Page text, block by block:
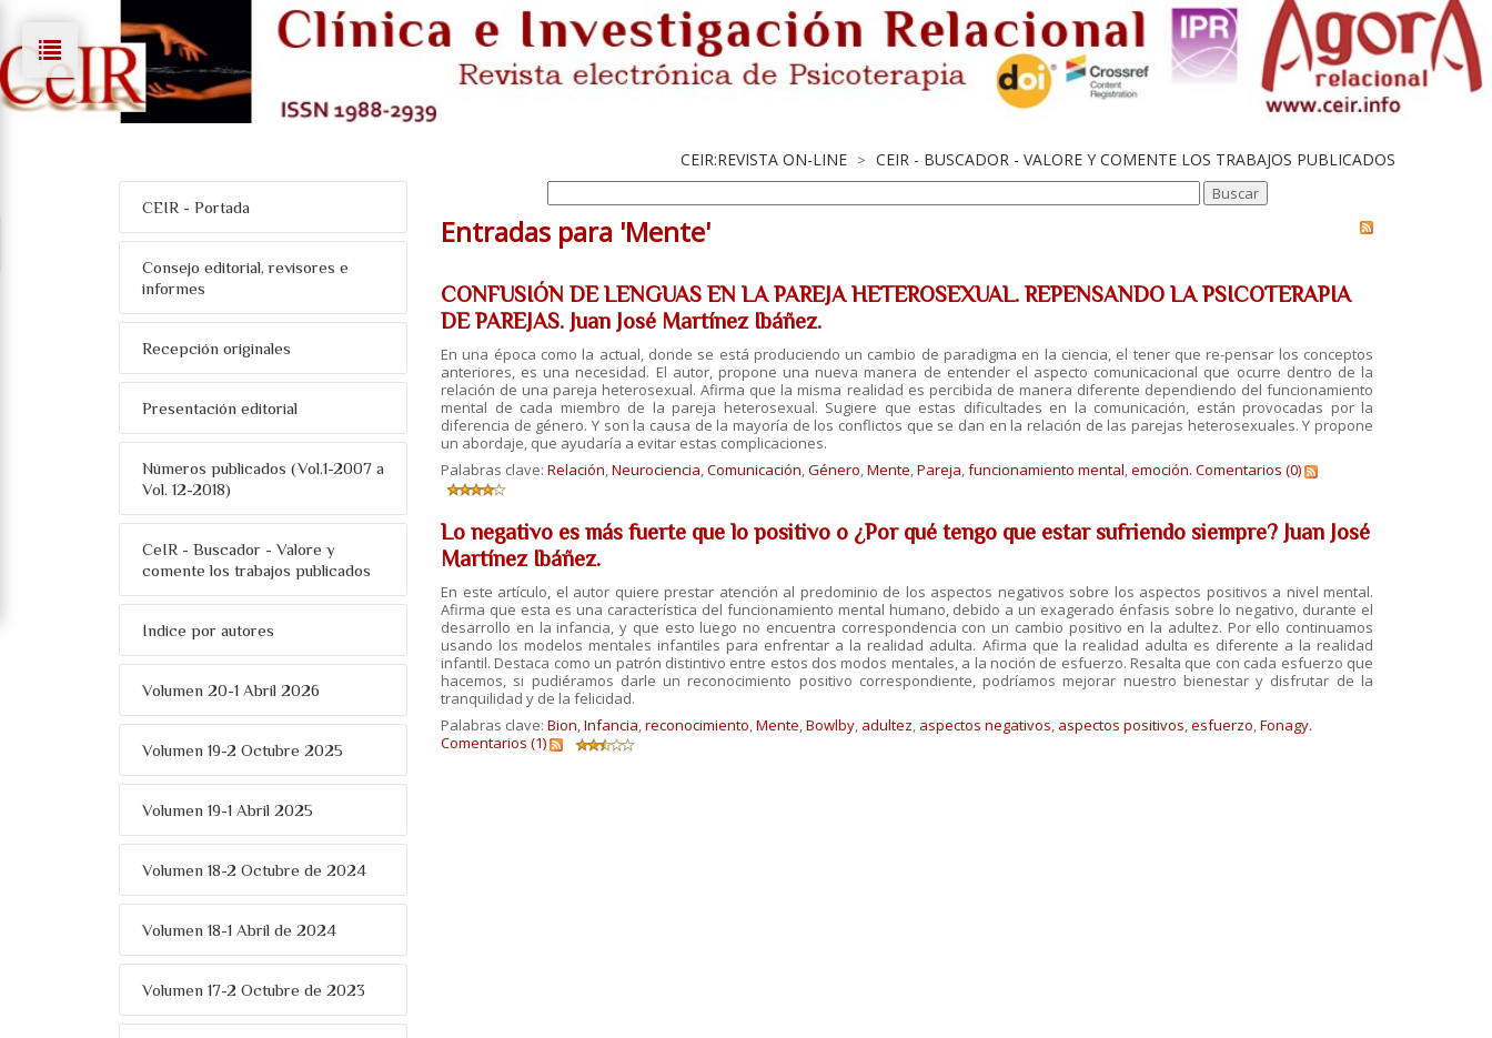
CEIR:REVISTA ON-LINE > CEIR - BUSCADOR - VALORE Y COMENTE LOS TRABAJOS PUBLICADOS
CEIR - Portada
Consejo editorial, revisores e
informes
Recepción originales
Presentación editorial
Números publicados (Vol.1-2007 a
Vol. 12-2018)
CeIR - Buscador - Valore y
comente los trabajos publicados
Indice por autores
Volumen 20-1 Abril 2026
Volumen 19-2 Octubre 2025
Volumen 19-1 Abril 2025
Volumen 18-2 Octubre de 2024
Volumen 18-1 Abril de 2024
Volumen 17-2 Octubre de 2023
Entradas para 'Mente'
CONFUSIÓN DE LENGUAS EN LA PAREJA HETEROSEXUAL. REPENSANDO LA PSICOTERAPIA
DE PAREJAS. Juan José Martínez Ibáñez.
En una época como la actual, donde se está produciendo un cambio de paradigma en la ciencia, el tener que re-pensar los conceptos
anteriores, es una necesidad. El autor, propone una nueva manera de entender el aspecto comunicacional que ocurre dentro de la
relación de una pareja heterosexual. Afirma que la misma realidad es percibida de manera diferente dependiendo del funcionamiento
mental de cada miembro de la pareja heterosexual. Sugiere que estas dificultades en la comunicación, están provocadas por la
diferencia de género. Y son la causa de la mayoría de los conflictos que se dan en la relación de las parejas heterosexuales. Y propone
un abordaje, que ayudaría a evitar estas complicaciones.
Palabras clave: Relación,Neurociencia,Comunicación,Género,Mente,Pareja,funcionamiento mental,emoción. Comentarios (0)
Lo negativo es más fuerte que lo positivo o ¿Por qué tengo que estar sufriendo siempre? Juan José
Martínez Ibáñez.
En este artículo, el autor quiere prestar atención al predominio de los aspectos negativos sobre los aspectos positivos a nivel mental.
Afirma que esta es una característica del funcionamiento mental humano, debido a un exagerado énfasis sobre lo negativo, durante el
desarrollo en la infancia, y que esto luego no encuentra correspondencia con un cambio positivo en la adultez. Por ello continuamos
usando los modelos mentales infantiles para enfrentar a la realidad adulta. Afirma que la realidad adulta es diferente a la realidad
infantil. Destaca como un patrón distintivo entre estos dos modos mentales, a la noción de esfuerzo. Resalta que con cada esfuerzo que
hacemos, si pudiéramos darle un reconocimiento positivo correspondiente, podríamos mejorar nuestro bienestar y disfrutar de la
tranquilidad y de la felicidad.
Palabras clave: Bion,Infancia,reconocimiento,Mente,Bowlby, adultez, aspectos negativos, aspectos positivos,esfuerzo,Fonagy.
Comentarios (1)